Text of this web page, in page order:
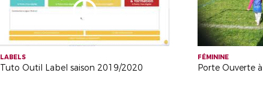
LABELS
Tuto Outil Label saison 2019/2020
FÉMININE
Porte Ouverte